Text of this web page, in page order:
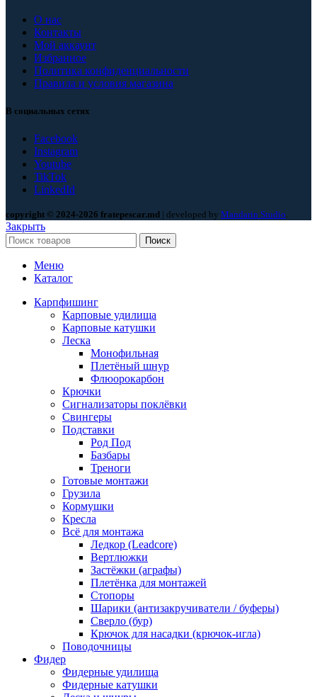
О нас
Контакты
Мой аккаунт
Избранное
Политика конфиденциальности
Правила и условия магазина
В социальных сетях
Facebook
Instagram
Youtube
TikTok
LinkedId
copyright © 2024-2026 fratepescar.md | developed by Mandarin Studio.
Закрыть
Поиск
Меню
Каталог
Карпфишинг
Карповые удилища
Карповые катушки
Леска
Монофильная
Плетёный шнур
Флюорокарбон
Крючки
Сигнализаторы поклёвки
Свингеры
Подставки
Род Под
Базбары
Треноги
Готовые монтажи
Грузила
Кормушки
Кресла
Всё для монтажа
Ледкор (Leadcore)
Вертлюжки
Застёжки (аграфы)
Плетёнка для монтажей
Стопоры
Шарики (антизакручиватели / буферы)
Сверло (бур)
Крючок для насадки (крючок-игла)
Поводочницы
Фидер
Фидерные удилища
Фидерные катушки